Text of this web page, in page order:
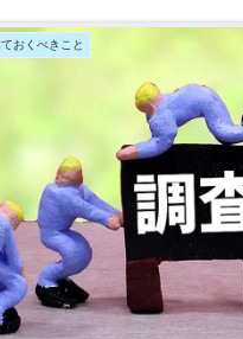
おくべきこと